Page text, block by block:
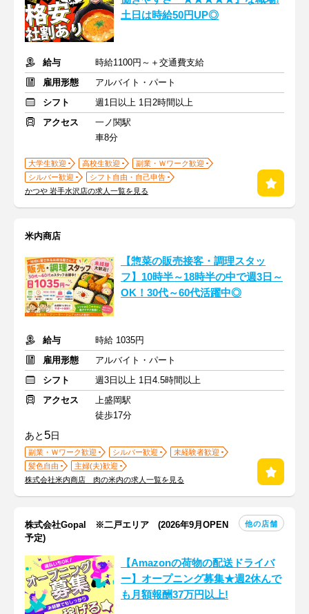
土日は時給50円UP◎
給与
時給1100円～＋交通費支給
雇用形態
アルバイト・パート
シフト
週1日以上 1日2時間以上
アクセス
一ノ関駅
車8分
大学生歓迎 高校生歓迎
副業・Ｗワーク歓迎
シルバー歓迎
シフト自由・自己申告
かつや 岩手水沢店の求人一覧を見る
米内商店
【惣菜の販売接客・調理スタッ
フ】10時半～18時半の中で週3日～
OK！30代～60代活躍中◎
給与
時給 1035円
雇用形態
アルバイト・パート
シフト
週3日以上 1日4.5時間以上
アクセス
上盛岡駅
徒歩17分
あと 5日
副業・Ｗワーク歓迎 シルバー歓迎
未経験者歓迎
髪色自由
主婦(夫)歓迎
株式会社米内商店 肉の米内の求人一覧を見る
株式会社Gopal ※二戸エリア (2026年9月OPEN
予定)
他の店舗
【Amazonの荷物の配送ドライバ
ー】オープニング募集★週2休んで
も月額報酬37万円以上!